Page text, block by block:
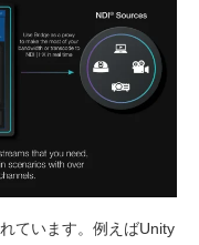
ています。例えばUnity